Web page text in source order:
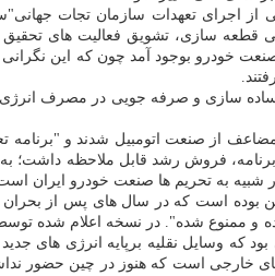
فشار ناشی از اجرای تعهدات سازمان
قطعه سازی، تشویق فعالیت های
خودرو بوجود آمد چون كه این
شبیه به تحریم ها صنعت خودرو ایران
خارجی است كه هنوز در چین حضور